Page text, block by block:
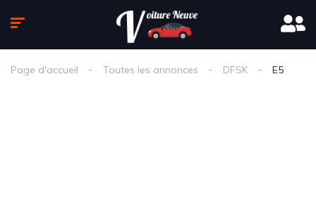
Page d'accueil Toutes les annonces DFSK E5